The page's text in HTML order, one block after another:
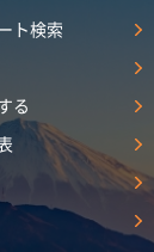
ト検索
る